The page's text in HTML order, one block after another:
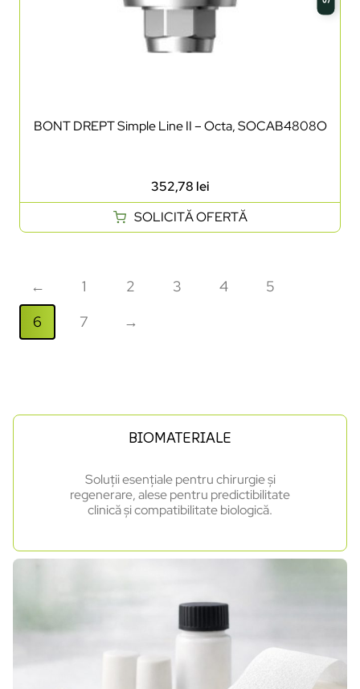
BONT DREPT Simple Line II – Octa, SOCAB4808O
352,78 lei
SOLICITĂ OFERTĂ
← 1 2 3 4
5
6
7 →
BIOMATERIALE
Soluții esențiale pentru chirurgie și
regenerare, alese pentru predictibilitate
clinică și compatibilitate biologică.